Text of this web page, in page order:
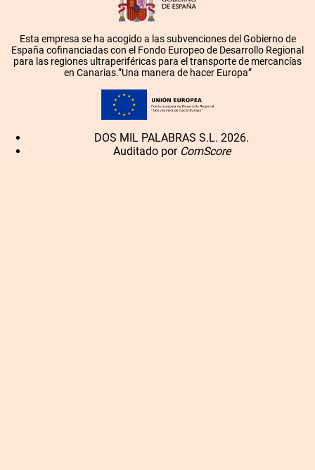
Esta empresa se ha acogido a las subvenciones del Gobierno de
España cofinanciadas con el Fondo Europeo de Desarrollo Regional
para las regiones ultraperiféricas para el transporte de mercancías
en Canarias.”Una manera de hacer Europa”
DOS MIL PALABRAS S.L. 2026.
Auditado por ComScore